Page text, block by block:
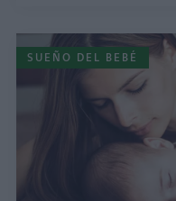
SUEÑO DEL BEBÉ